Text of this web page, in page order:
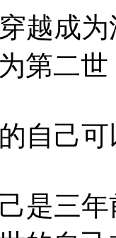
越成为
第二世
自己可
是三年